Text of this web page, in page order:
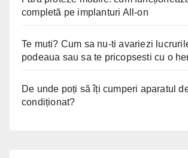
completă pe implanturi All-on
Te muti? Cum sa nu-ti avariezi
podeaua sau sa te pricopsesti cu o
De unde poți să îți cumperi aparatul
condiționat?